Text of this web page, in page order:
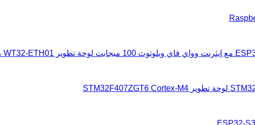
لوحة تطوير WT32-ETH01 موديل ESP32 مع إيثرنت وواي فاي وبلوتوث 100 ميجابت
لوحة تطوير STM32F407ZGT6 Cortex-M4